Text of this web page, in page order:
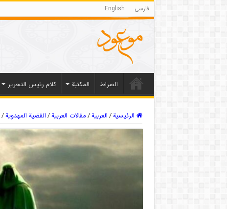
فارسی English
الصراط المکتبة كلام رئيس التحرير
الرئيسية/العربیة/مقالات العربیة/القضية المهدویة/